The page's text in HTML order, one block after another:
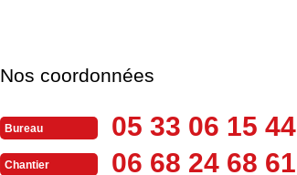
Nos coordonnées
Bureau 05 33 06 15 44
Chantier 06 68 24 68 61